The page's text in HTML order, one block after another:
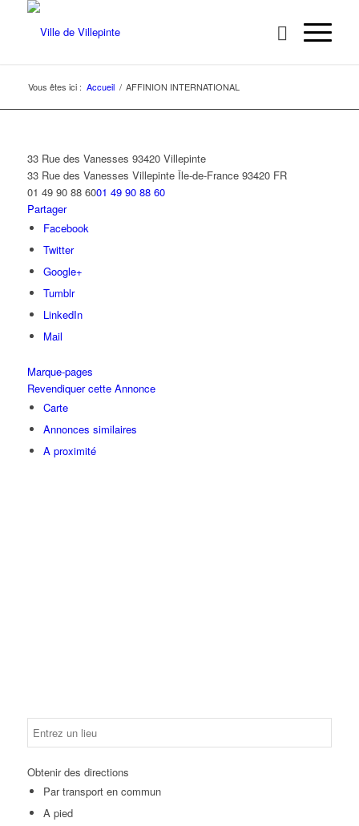
Vous êtes ici : Accueil / AFFINION INTERNATIONAL
33 Rue des Vanesses 93420 Villepinte
33 Rue des Vanesses Villepinte Île-de-France 93420 FR
01 49 90 88 6001 49 90 88 60
Partager
Facebook
Twitter
Google+
Tumblr
LinkedIn
Mail
Marque-pages
Revendiquer cette Annonce
Carte
Annonces similaires
A proximité
Obtenir des directions
Par transport en commun
A pied